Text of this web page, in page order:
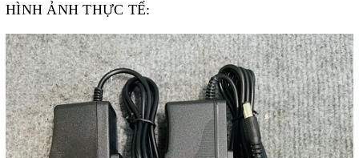
HÌNH ẢNH THỰC TẾ: